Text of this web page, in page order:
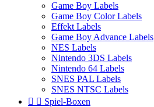
Game Boy Labels
Game Boy Color Labels
Effekt Labels
Game Boy Advance Labels
NES Labels
Nintendo 3DS Labels
Nintendo 64 Labels
SNES PAL Labels
SNES NTSC Labels
  Spiel-Boxen